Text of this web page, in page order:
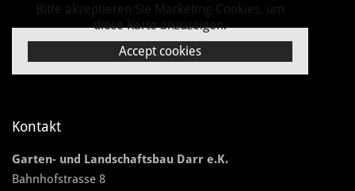
Bitte akzeptieren Sie Marketing-Cookies, um
diese Karte anzuzeigen.
Accept cookies
Kontakt
Garten- und Landschaftsbau Darr e.K.
Bahnhofstrasse 8